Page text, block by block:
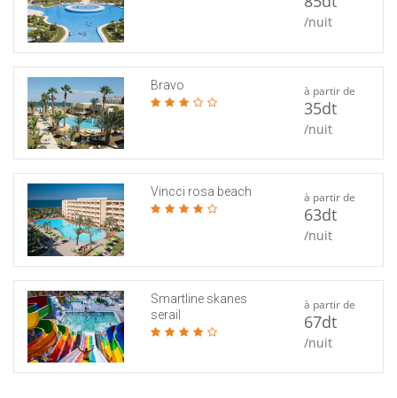
/nuit
Bravo à partir de
35dt
/nuit
Vincci rosa beach à partir de
63dt
/nuit
Smartline skanes
serail
à partir de
67dt
/nuit